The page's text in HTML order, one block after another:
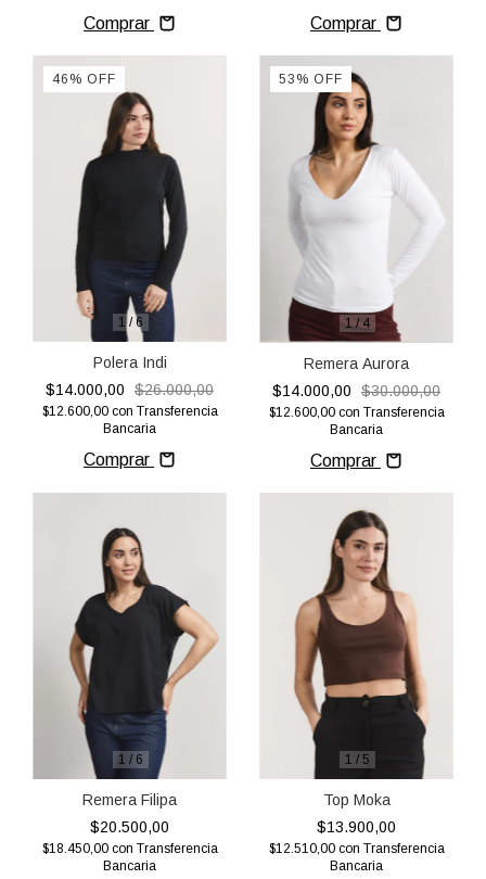
Comprar Comprar
1 /6
46 % OFF
Polera Indi
$14.000,00
$26.000,00
$12.600,00 con Transferencia
Bancaria
Comprar
1/4
53 % OFF
Remera Aurora
$14.000,00
$30.000,00
$12.600,00 con Transferencia
Bancaria
Comprar
1 / 6
Remera Filipa
$20.500,00
$18.450,00 con Transferencia
Bancaria
1 / 5
Top Moka
$13.900,00
$12.510,00 con Transferencia
Bancaria